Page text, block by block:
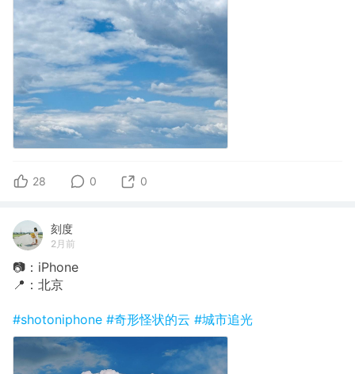
28 0 0
刻度
2月前
📷：iPhone
📍：北京
#shotoniphone #奇形怪状的云 #城市追光